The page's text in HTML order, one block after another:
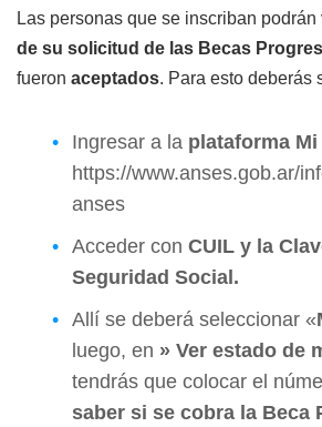
Las personas que se inscriban podrán
de su solicitud de las Becas
fueron aceptados. Para esto deberás
Ingresar a la plataforma
https://www.anses.gob.ar/
anses
Acceder con CUIL y la
Seguridad Social.
Allí se deberá seleccionar «
luego, en » Ver estado de
tendrás que colocar el
saber si se cobra la Beca